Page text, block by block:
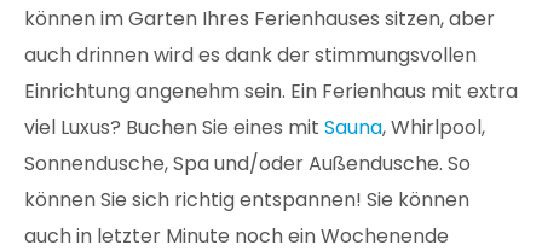
können im Garten Ihres Ferienhauses sitzen, aber
auch drinnen wird es dank der stimmungsvollen
Einrichtung angenehm sein. Ein Ferienhaus mit extra
viel Luxus? Buchen Sie eines mit Sauna, Whirlpool,
Sonnendusche, Spa und/oder Außendusche. So
können Sie sich richtig entspannen! Sie können
auch in letzter Minute noch ein Wochenende